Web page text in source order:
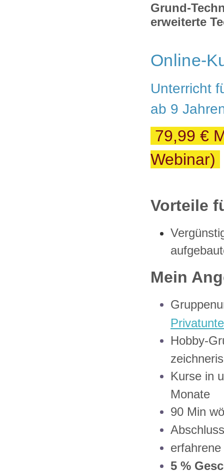
Grund-
erweiterte
Online-
Unterricht
ab 9
79,99 €
Webinar)
Vorteile
Mein
Hobby-
Kurse in
Monate
90 Min
5 %